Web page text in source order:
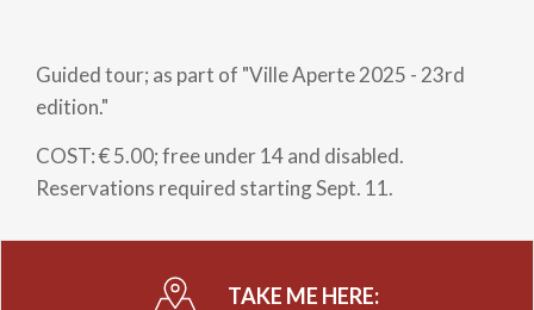
Breadcrumb
Guided tour; as part of "Ville Aperte 2025 - 23rd
edition."
COST: € 5.00; free under 14 and disabled.
Reservations required starting Sept. 11.
TAKE ME HERE: